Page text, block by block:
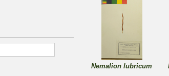
Nemalion lubricum